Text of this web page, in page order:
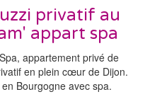
privatif au
appart spa
appartement privé de
en plein cœur de Dijon.
Bourgogne avec spa.